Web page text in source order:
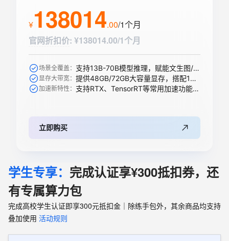
¥138014.00/1个月
官网折扣价: ¥138014.00/1个月
场景全覆盖： 支持13B-70B模型推理，赋能文生图/视频、搜索推荐等AI模型
显存大带宽： 提供48GB/72GB大容量显存，搭配1344 GB/s带宽轻松承载大模型
加速新特性： 支持RTX、TensorRT等常用加速功能，全新升级支持下一代精度
立即购买
学生专享： 完成认证享¥300抵扣券，还
有专属算力包
完成高校学生认证即享300元抵扣金｜除练手包外，其余商品均支持
叠加使用 活动规则